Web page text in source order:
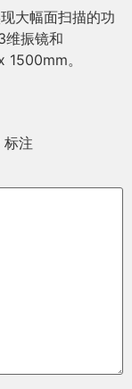
大幅面扫描的功
维振镜和
。
标注